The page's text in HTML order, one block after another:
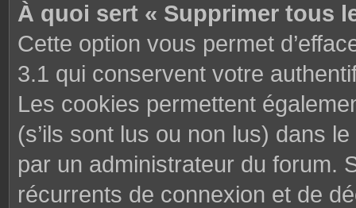
À quoi sert « Supprimer tous
Cette option vous permet
3.1 qui conservent votre
Les cookies permettent
(s’ils sont lus ou non lus) dans
par un administrateur du forum.
récurrents de connexion et de